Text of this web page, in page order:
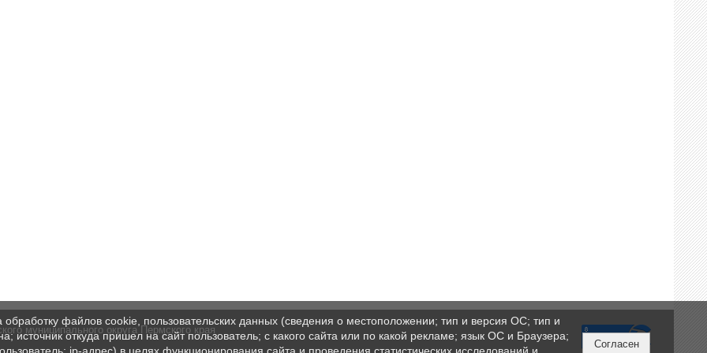
муниципального округа Пермского края
файлов cookie, пользовательских данных (сведения о местоположении; тип и версия ОС; тип и
источник откуда пришел на сайт пользователь; с какого сайта или по какой рекламе; язык ОС и Браузера;
Согласен